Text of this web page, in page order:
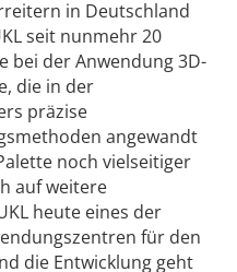
in Deutschland
seit nunmehr 20
bei der Anwendung 3D-
die in der
präzise
angewandt
noch vielseitiger
auf weitere
heute eines der
für den
die Entwicklung geht